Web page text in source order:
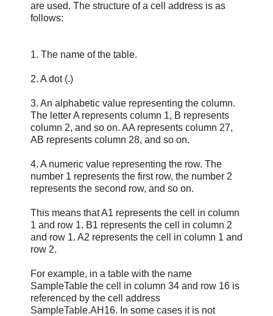
are used. The structure of a cell address is as
follows:
1. The name of the table.
2. A dot (.)
3. An alphabetic value representing the column.
The letter A represents column 1, B represents
column 2, and so on. AA represents column 27,
AB represents column 28, and so on.
4. A numeric value representing the row. The
number 1 represents the first row, the number 2
represents the second row, and so on.
This means that A1 represents the cell in column
1 and row 1. B1 represents the cell in column 2
and row 1. A2 represents the cell in column 1 and
row 2.
For example, in a table with the name
SampleTable the cell in column 34 and row 16 is
referenced by the cell address
SampleTable.AH16. In some cases it is not